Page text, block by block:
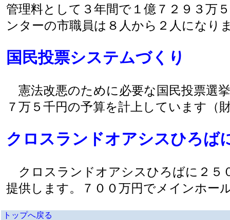
管理料として３年間で１億７２９３万
ンターの市職員は８人から２人になり
国民投票システムづくり
憲法改悪のために必要な国民投票選
７万５千円の予算を計上しています（
クロスランドオアシスひろば
クロスランドオアシスひろばに２５
提供します。７００万円でメインホー
トップへ戻る